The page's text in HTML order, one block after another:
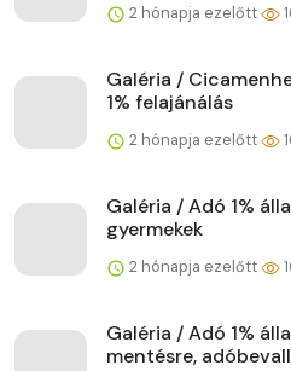
2 hónapja ezelőtt
Galéria /
1% felajánálás
2 hónapja ezelőtt
Galéria / Adó 1%
gyermekek
2 hónapja ezelőtt
Galéria / Adó 1%
mentésre,